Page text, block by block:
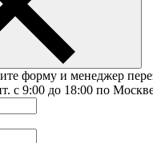
форму и менеджер
с 9:00 до 18:00 по